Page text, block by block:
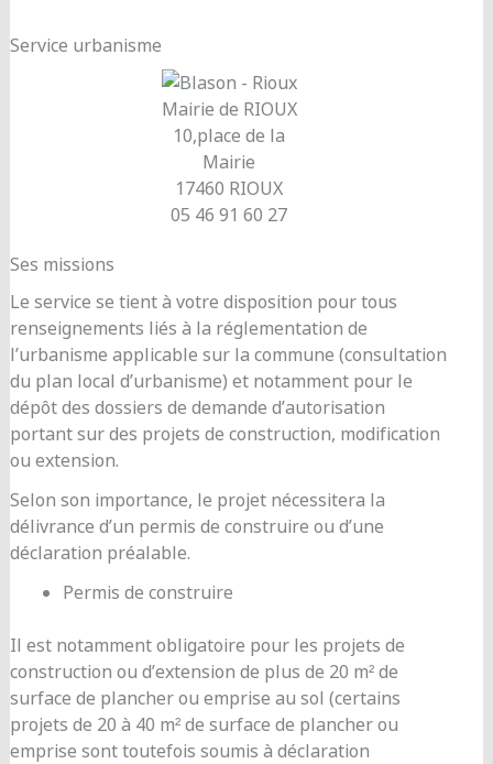
Service urbanisme
Mairie de RIOUX
10,place de la
Mairie
17460 RIOUX
05 46 91 60 27
Ses missions
Le service se tient à votre disposition pour tous
renseignements liés à la réglementation de
l’urbanisme applicable sur la commune (consultation
du plan local d’urbanisme) et notamment pour le
dépôt des dossiers de demande d’autorisation
portant sur des projets de construction, modification
ou extension.
Selon son importance, le projet nécessitera la
délivrance d’un permis de construire ou d’une
déclaration préalable.
Permis de construire
Il est notamment obligatoire pour les projets de
construction ou d’extension de plus de 20 m² de
surface de plancher ou emprise au sol (certains
projets de 20 à 40 m² de surface de plancher ou
emprise sont toutefois soumis à déclaration